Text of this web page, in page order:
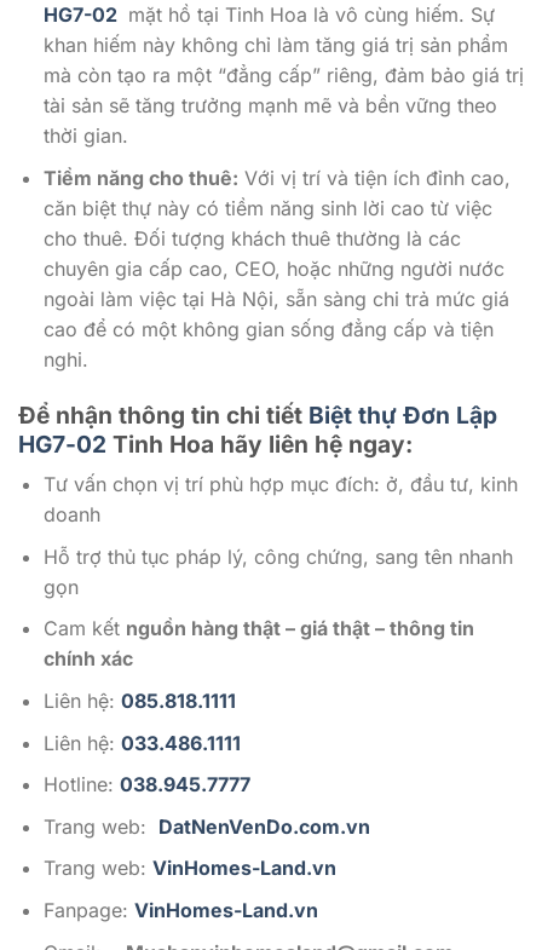
HG7-02 mặt hồ tại Tinh Hoa là vô cùng hiếm. Sự
khan hiếm này không chỉ làm tăng giá trị sản phẩm
mà còn tạo ra một “đẳng cấp” riêng, đảm bảo giá trị
tài sản sẽ tăng trưởng mạnh mẽ và bền vững theo
thời gian.
Tiềm năng cho thuê: Với vị trí và tiện ích đỉnh cao,
căn biệt thự này có tiềm năng sinh lời cao từ việc
cho thuê. Đối tượng khách thuê thường là các
chuyên gia cấp cao, CEO, hoặc những người nước
ngoài làm việc tại Hà Nội, sẵn sàng chi trả mức giá
cao để có một không gian sống đẳng cấp và tiện
nghi.
Để nhận thông tin chi tiết Biệt thự Đơn Lập
HG7-02 Tinh Hoa hãy liên hệ ngay:
Tư vấn chọn vị trí phù hợp mục đích: ở, đầu tư, kinh
doanh
Hỗ trợ thủ tục pháp lý, công chứng, sang tên nhanh
gọn
Cam kết nguồn hàng thật – giá thật – thông tin
chính xác
Liên hệ: 085.818.1111
Liên hệ: 033.486.1111
Hotline: 038.945.7777
Trang web: DatNenVenDo.com.vn
Trang web: VinHomes-Land.vn
Fanpage: VinHomes-Land.vn